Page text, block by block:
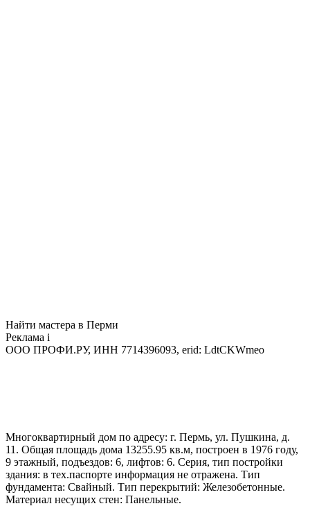
Найти мастера в Перми
Реклама i
ООО ПРОФИ.РУ, ИНН 7714396093, erid: LdtCKWmeo
Многоквартирный дом по адресу: г. Пермь, ул. Пушкина, д.
11. Общая площадь дома 13255.95 кв.м, построен в 1976 году,
9 этажный, подъездов: 6, лифтов: 6. Серия, тип постройки
здания: в тех.паспорте информация не отражена. Тип
фундамента: Свайный. Тип перекрытий: Железобетонные.
Материал несущих стен: Панельные.